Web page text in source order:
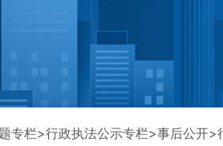
专栏>行政执法公示专栏>事后公开>